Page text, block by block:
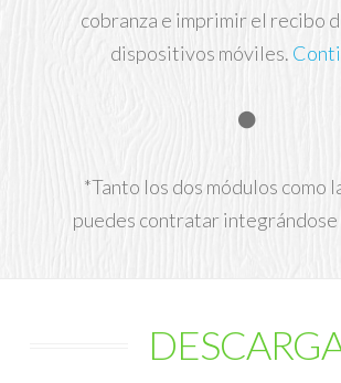
cobranza e imprimir el recibo
dispositivos móviles.
*Tanto los dos módulos como
puedes contratar integrándose